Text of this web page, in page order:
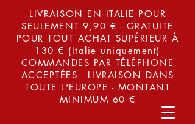
LIVRAISON EN ITALIE POUR
SEULEMENT 9,90 € - GRATUITE
POUR TOUT ACHAT SUPÉRIEUR À
130 € (Italie uniquement)
COMMANDES PAR TÉLÉPHONE
ACCEPTÉES - LIVRAISON DANS
TOUTE L'EUROPE - MONTANT
MINIMUM 60 €